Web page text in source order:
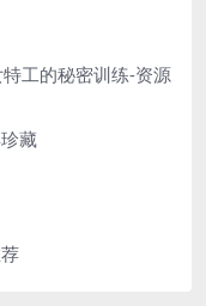
工的秘密训练-资源
藏